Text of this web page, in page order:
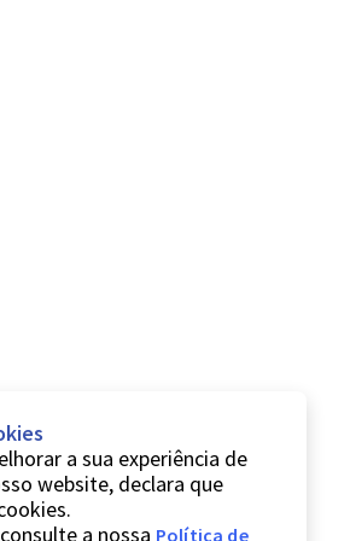
a sua experiência de
website, declara que
a nossa Política de